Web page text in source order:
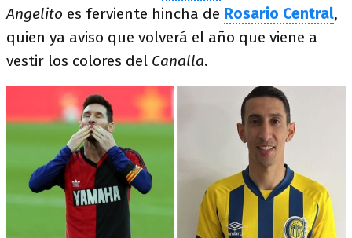
Angelito es ferviente hincha de Rosario Central,
quien ya aviso que volverá el año que viene a
vestir los colores del Canalla.